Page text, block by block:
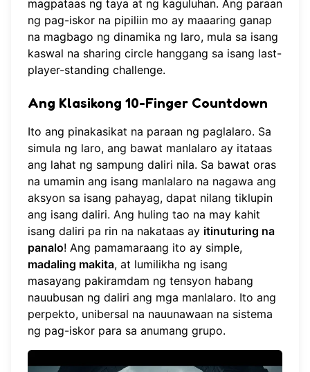
magpataas ng taya at ng kaguluhan. Ang paraan
ng pag-iskor na pipiliin mo ay maaaring ganap
na magbago ng dinamika ng laro, mula sa isang
kaswal na sharing circle hanggang sa isang last-
player-standing challenge.
Ang Klasikong 10-Finger Countdown
Ito ang pinakasikat na paraan ng paglalaro. Sa
simula ng laro, ang bawat manlalaro ay itataas
ang lahat ng sampung daliri nila. Sa bawat oras
na umamin ang isang manlalaro na nagawa ang
aksyon sa isang pahayag, dapat nilang tiklupin
ang isang daliri. Ang huling tao na may kahit
isang daliri pa rin na nakataas ay itinuturing na
panalo! Ang pamamaraang ito ay simple,
madaling makita, at lumilikha ng isang
masayang pakiramdam ng tensyon habang
nauubusan ng daliri ang mga manlalaro. Ito ang
perpekto, unibersal na nauunawaan na sistema
ng pag-iskor para sa anumang grupo.